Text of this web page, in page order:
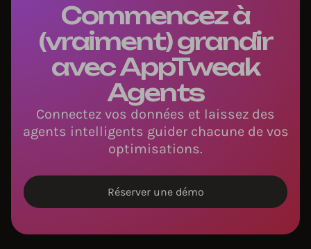
Commencez à
(vraiment) grandir
avec AppTweak
Agents
Connectez vos données et laissez des
agents intelligents guider chacune de vos
optimisations.
Réserver une démo